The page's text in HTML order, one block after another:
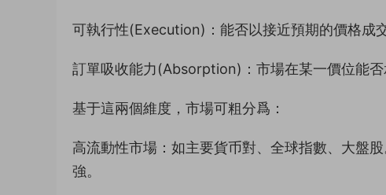
可執行性(Execution)：能否以接近預期的價格成
訂單吸收能力(Absorption)：市場在某一價位能否
基于這兩個維度，市場可粗分爲：
高流動性市場：如主要貨币對、全球指數、大盤
強。